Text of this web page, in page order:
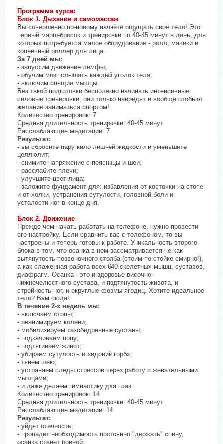
Программа курса:
Блок 1. Дыхание и самомассаж
Вы совершенно по-новому начнёте ощущать своё тело! Это
первый марш-бросок и тренировки по 40-45 минут в день, для
которых потребуется малое оборудование - ролл, мячики и
копеечный роллер для лица.
За 7 дней мы:
- запустим движение лимфы;
- обучим мозг слышать каждый уголок тела;
- включим спящие мышцы.
Без такой подготовки бесполезно начинать интенсивные
силовые тренировки, они только навредят и вообще отобьют
желание заниматься спортом!
Количество тренировок: 7
Средняя длительность тренировки: 40-45 минут
Расслабляющие медитации: 7
Результат:
- вы сбросите пару кило лишней жидкости и уменьшите
целлюлит;
- снимите напряжение с поясницы и шеи;
- расслабите плечи;
- улучшите цвет лица;
- заложите фундамент для: избавления от косточки на стопе
и от холки, устранения сутулости, головной боли и
усталости ног в конце дня.
Блок 2. Движение
Прежде чем начать работать на телефоне, нужно провести
его настройку. Если сравнить вас с телефоном, то вы
настроены и теперь готовы к работе. Уникальность второго
блока в том, что осанка в нем рассматривается не как
вытянутость позвоночного столба (стоим по стойке смирно!),
а как слаженная работа всех 640 скелетных мышц, суставов,
диафрагм. Осанка - это и здоровье височно-
нижнечелюстного сустава, и подтянутость живота, и
стройность ног, и округлые формы ягодиц. Хотите идеальное
тело? Вам сюда!
В течение 2-х недель мы:
- включаем стопы;
- реанимируем колени;
- мобилизируем тазобедренные суставы;
- подкачиваем попу;
- подтягиваем живот;
- убираем сутулость и «вдовий горб»;
- тянем шею;
- устраняем следы стрессов через работу с жевательными
мышцами;
- и даже делаем гимнастику для глаз
Количество тренировок: 14
Средняя длительность тренировки: 40-45 минут
Расслабляющие медитации: 14
Результат:
- уйдет отечность;
- пропадет необходимость постоянно "держать" спину,
осанка станет ровной;